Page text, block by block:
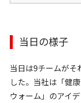
当日の様子
当日は9チームがそ
した。当社は「健
ウォーム」のアイ